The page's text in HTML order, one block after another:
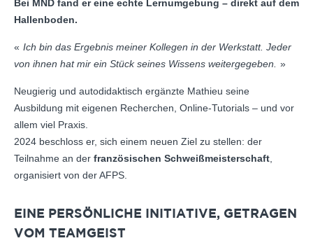
Bei MND fand er eine echte Lernumgebung – direkt auf dem
Hallenboden.
Ich bin das Ergebnis meiner Kollegen in der Werkstatt. Jeder
von ihnen hat mir ein Stück seines Wissens weitergegeben.
Neugierig und autodidaktisch ergänzte Mathieu seine
Ausbildung mit eigenen Recherchen, Online-Tutorials – und vor
allem viel Praxis.
2024 beschloss er, sich einem neuen Ziel zu stellen: der
Teilnahme an der französischen Schweißmeisterschaft
organisiert von der AFPS.
EINE PERSÖNLICHE INITIATIVE, GETRAGEN
VOM TEAMGEIST